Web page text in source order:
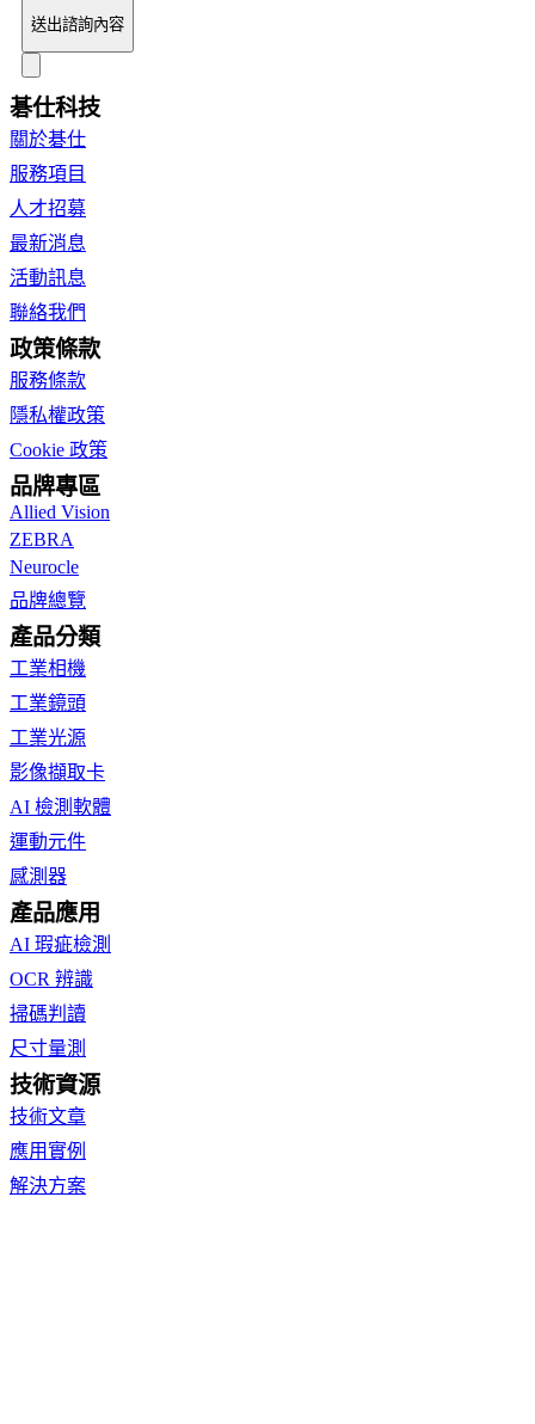
送出諮詢內容
碁仕科技
關於碁仕
服務項目
人才招募
最新消息
活動訊息
聯絡我們
政策條款
服務條款
隱私權政策
Cookie 政策
品牌專區
Allied Vision
ZEBRA
Neurocle
品牌總覽
產品分類
工業相機
工業鏡頭
工業光源
影像擷取卡
AI 檢測軟體
運動元件
感測器
產品應用
AI 瑕疵檢測
OCR 辨識
掃碼判讀
尺寸量測
技術資源
技術文章
應用實例
解決方案